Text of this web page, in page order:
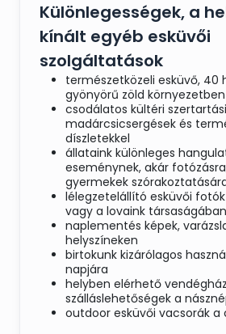
Különlegességek, a
kínált egyéb esküvői
szolgáltatások
természetközeli esküvő, 40
gyönyörű zöld környezetben
csodálatos kültéri
madárcsicsergések és
díszletekkel
állataink különleges
eseménynek, akár
gyermekek
lélegzetelállító esküvői
vagy a lovaink társaságában
naplementés képek,
helyszíneken
birtokunk kizárólagos
napjára
helyben elérhető
szálláslehetőségek a
outdoor esküvői vacsorák a